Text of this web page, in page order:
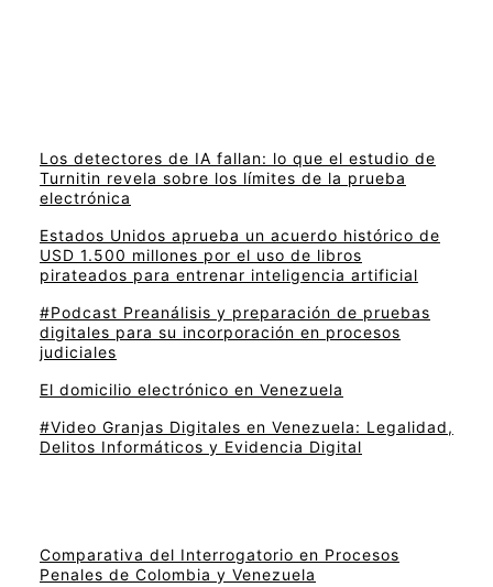
Los detectores de IA fallan: lo que el estudio de
Turnitin revela sobre los límites de la prueba
electrónica
Estados Unidos aprueba un acuerdo histórico de
USD 1.500 millones por el uso de libros
pirateados para entrenar inteligencia artificial
#Podcast Preanálisis y preparación de pruebas
digitales para su incorporación en procesos
judiciales
El domicilio electrónico en Venezuela
#Video Granjas Digitales en Venezuela: Legalidad,
Delitos Informáticos y Evidencia Digital
Comparativa del Interrogatorio en Procesos
Penales de Colombia y Venezuela